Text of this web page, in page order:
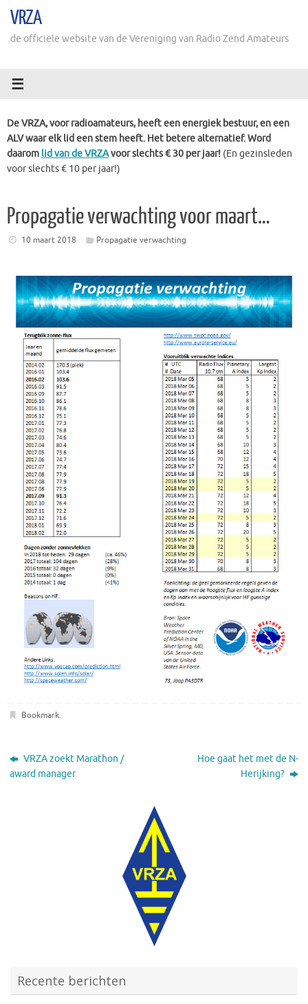
naarVRZA
de officiële website van de Vereniging van Radio Zend Amateurs
De VRZA, voor radioamateurs, heeft een energiek bestuur, en een
ALV waar elk lid een stem heeft. Het betere alternatief. Word
daarom lid van de VRZAvoor slechts € 30 per jaar! (En gezinsleden
voor slechts € 10 per jaar!)
Propagatie verwachting voor maart…
10 maart 2018 Propagatie verwachting
Bookmark.
VRZA zoekt Marathon /
award manager
Hoe gaat het met de N-
Herijking?
Recente berichten